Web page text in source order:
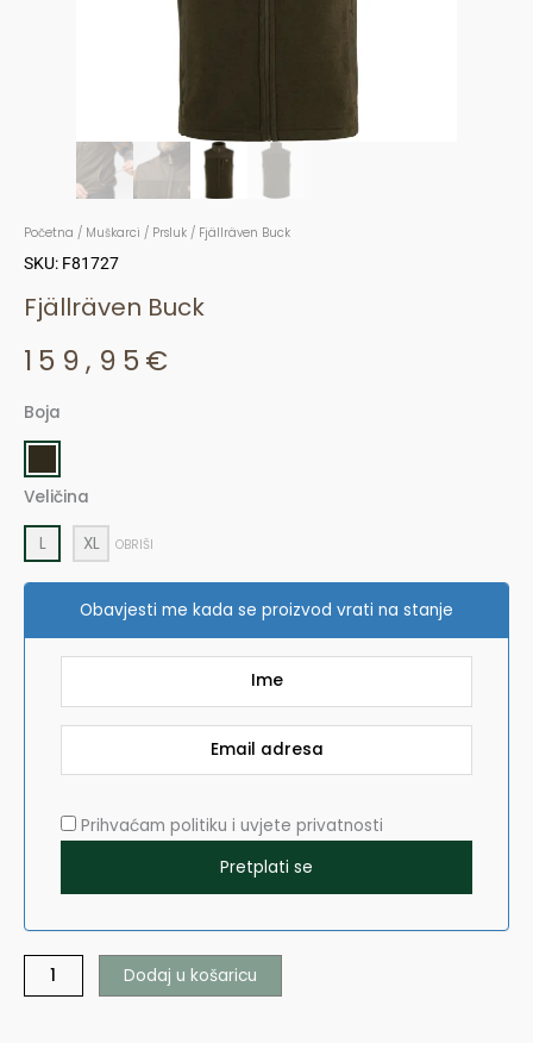
Početna / Muškarci / Prsluk / Fjällräven Buck
SKU: F81727
Fjällräven Buck
159,95 €
Boja
Veličina
L XL OBRIŠI
Obavjesti me kada se proizvod vrati na stanje
Prihvaćam politiku i uvjete privatnosti
Fjällräven
količina
Dodaj u košaricu